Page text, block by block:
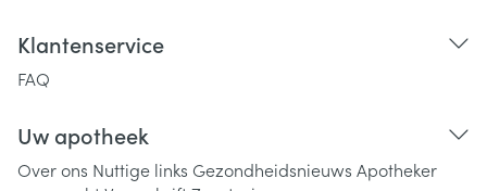
Klantenservice
FAQ
Uw apotheek
Over ons Nuttige links Gezondheidsnieuws Apotheker